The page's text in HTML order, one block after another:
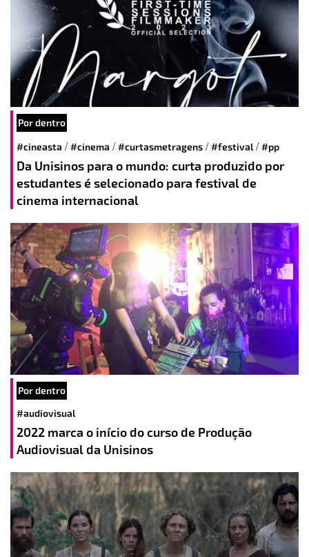
Por dentro
#cineasta /#cinema /#curtasmetragens /#festival/#pp
Da Unisinos para o mundo: curta produzido por
estudantes é selecionado para festival de
cinema internacional
Por dentro
#audiovisual
2022 marca o início do curso de Produção
Audiovisual da Unisinos